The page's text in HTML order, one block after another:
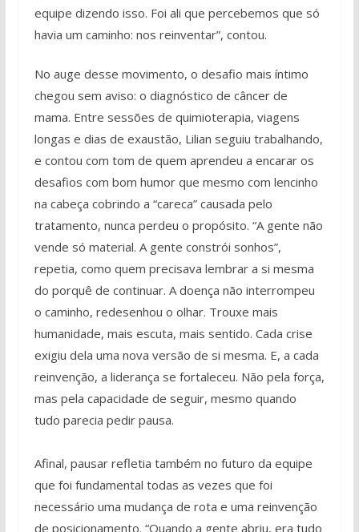
equipe dizendo isso. Foi ali que percebemos que só
havia um caminho: nos reinventar”, contou.
No auge desse movimento, o desafio mais íntimo
chegou sem aviso: o diagnóstico de câncer de
mama. Entre sessões de quimioterapia, viagens
longas e dias de exaustão, Lilian seguiu trabalhando,
e contou com tom de quem aprendeu a encarar os
desafios com bom humor que mesmo com lencinho
na cabeça cobrindo a “careca” causada pelo
tratamento, nunca perdeu o propósito. “A gente não
vende só material. A gente constrói sonhos”,
repetia, como quem precisava lembrar a si mesma
do porquê de continuar. A doença não interrompeu
o caminho, redesenhou o olhar. Trouxe mais
humanidade, mais escuta, mais sentido. Cada crise
exigiu dela uma nova versão de si mesma. E, a cada
reinvenção, a liderança se fortaleceu. Não pela força,
mas pela capacidade de seguir, mesmo quando
tudo parecia pedir pausa.
Afinal, pausar refletia também no futuro da equipe
que foi fundamental todas as vezes que foi
necessário uma mudança de rota e uma reinvenção
de posicionamento. “Quando a gente abriu, era tudo